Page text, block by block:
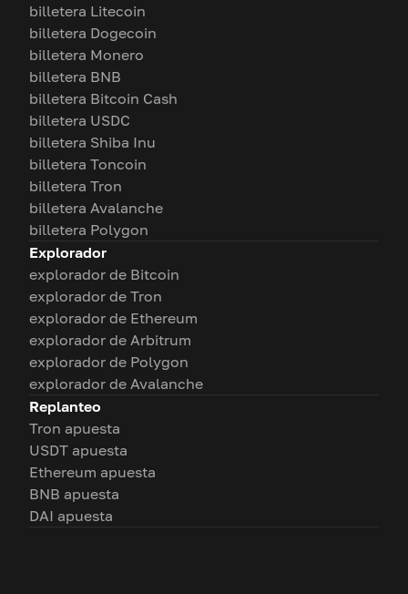
billetera Litecoin
billetera Dogecoin
billetera Monero
billetera BNB
billetera Bitcoin Cash
billetera USDC
billetera Shiba Inu
billetera Toncoin
billetera Tron
billetera Avalanche
billetera Polygon
Explorador
explorador de Bitcoin
explorador de Tron
explorador de Ethereum
explorador de Arbitrum
explorador de Polygon
explorador de Avalanche
Replanteo
Tron apuesta
USDT apuesta
Ethereum apuesta
BNB apuesta
DAI apuesta